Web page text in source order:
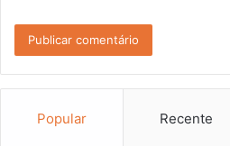
Popular Recente